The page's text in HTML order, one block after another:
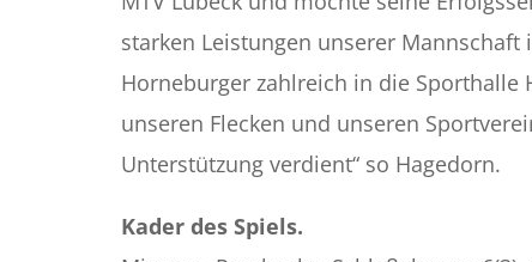
starken Leistungen unserer
Horneburger zahlreich in die Sporthalle
unseren Flecken und unseren
Unterstützung verdient“ so Hagedorn.
Kader des Spiels.